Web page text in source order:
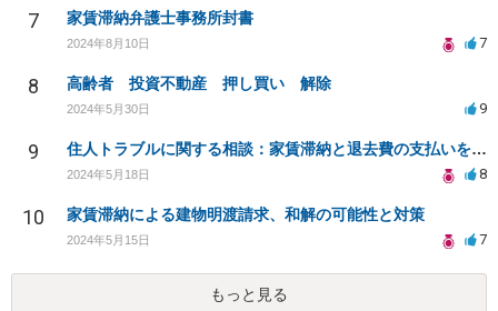
7 家賃滞納弁護士事務所封書
2024年8月10日 7
8 高齢者 投資不動産 押し買い 解除
2024年5月30日 9
9 住人トラブルに関する相談：家賃滞納と退去費の支払いを拒否され、管理鍵の横領も発生
2024年5月18日 8
10 家賃滞納による建物明渡請求、和解の可能性と対策
2024年5月15日 7
もっと見る